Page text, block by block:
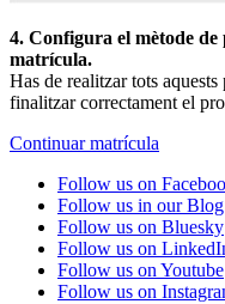
4. Configura el mètode
matrícula.
Has de realitzar tots aquests
finalitzar correctament el
Continuar matrícula
Follow us on
Follow us in our Blog
Follow us on Bluesky
Follow us on
Follow us on Youtube
Follow us on